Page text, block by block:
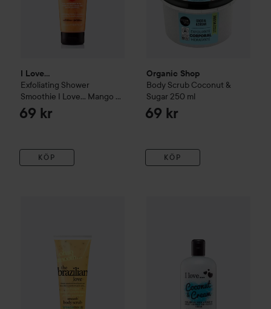
I Love...
Exfoliating Shower
Smoothie I Love… Mango &
Papaya
69 kr
KÖP
Organic Shop
Body Scrub Coconut &
Sugar 250 ml
69 kr
KÖP